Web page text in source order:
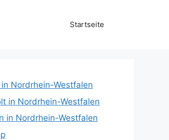
Startseite
Nordrhein-Westfalen
in Nordrhein-Westfalen
in Nordrhein-Westfalen